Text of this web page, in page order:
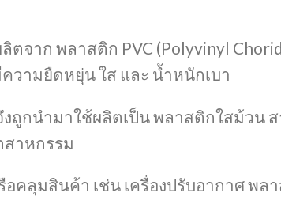
ลิตจาก พลาสติก PVC (Polyvinyl
วามยืดหยุ่น ใส และ น้ำหนักเบา
กนำมาใช้ผลิตเป็น พลาสติกใสม้วน
สาหกรรม
ลุมสินค้า เช่น เครื่องปรับอากาศ พล